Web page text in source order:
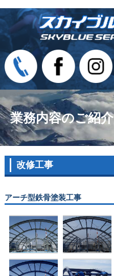
業務内容のご紹介
改修工事
アーチ型鉄骨塗装工事